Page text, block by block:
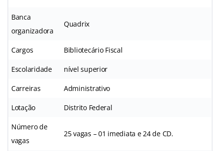
Banca
organizadora
Quadrix
Cargos Bibliotecário Fiscal
Escolaridade nível superior
Carreiras Administrativo
Lotação Distrito Federal
Número de
vagas
25 vagas – 01 imediata e 24 de CD.